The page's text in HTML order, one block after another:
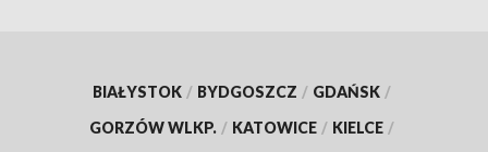
BIAŁYSTOK / BYDGOSZCZ / GDAŃSK /
GORZÓW WLKP. / KATOWICE / KIELCE /